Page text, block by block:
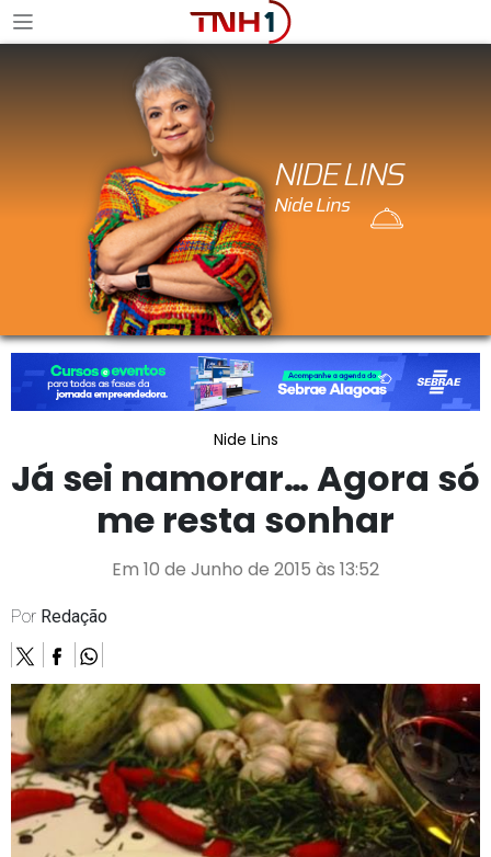
NIDE LINS
Nide Lins
Já sei namorar… Agora só
me resta sonhar
Em 10 de Junho de 2015 às 13:52
Por Redação